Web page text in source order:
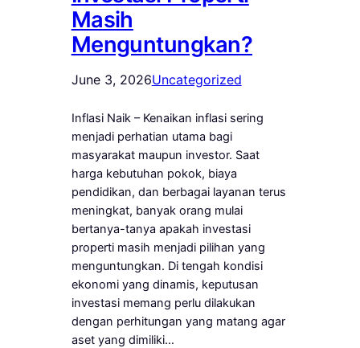
Masih
Menguntungkan?
June 3, 2026Uncategorized
Inflasi Naik – Kenaikan inflasi sering
menjadi perhatian utama bagi
masyarakat maupun investor. Saat
harga kebutuhan pokok, biaya
pendidikan, dan berbagai layanan terus
meningkat, banyak orang mulai
bertanya-tanya apakah investasi
properti masih menjadi pilihan yang
menguntungkan. Di tengah kondisi
ekonomi yang dinamis, keputusan
investasi memang perlu dilakukan
dengan perhitungan yang matang agar
aset yang dimiliki…